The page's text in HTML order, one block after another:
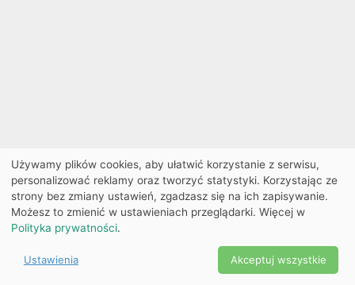
Ekobilet2026 |
Ustawienia
cookies
2026
Używamy plików cookies, aby ułatwić korzystanie z serwisu,
personalizować reklamy oraz tworzyć statystyki. Korzystając ze
strony bez zmiany ustawień, zgadzasz się na ich zapisywanie.
Możesz to zmienić w ustawieniach przeglądarki. Więcej w
Polityka prywatności.
Ustawienia Akceptuj wszystkie